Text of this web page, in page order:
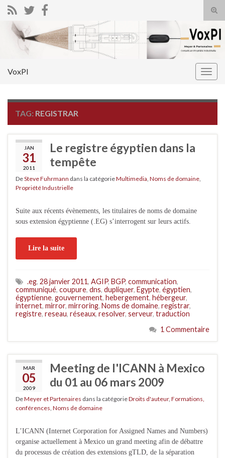
Search for:
VoxPI
TAG: REGISTRAR
JAN
31
2011
Le registre égyptien dans la
tempête
DeSteve Fuhrmann dans la catégorieMultimedia Noms de domaine
Propriété Industrielle
Suite aux récents évènements, les titulaires de noms de domaine
sous extension égyptienne (.EG) s’interrogent sur leurs actifs.
Lire la suite
.eg, 28 janvier 2011, AGIP, BGP, communication,
communiqué, coupure, dns, dupliquer, Egypte, égyptien,
égyptienne, gouvernement, hebergement, hébergeur,
internet, mirror, mirroring, Noms de domaine, registrar,
registre, reseau, réseaux, resolver, serveur, traduction
1 Commentaire
MAR
05
2009
Meeting de l'ICANN à Mexico
du 01 au 06 mars 2009
DeMeyer et Partenaires dans la catégorieDroits d'auteur, Formations,
conférences Noms de domaine
L’ICANN (Internet Corporation for Assigned Names and Numbers)
organise actuellement à Mexico un grand meeting afin de débattre
du processus de création des extensions gTLD, de la séparation